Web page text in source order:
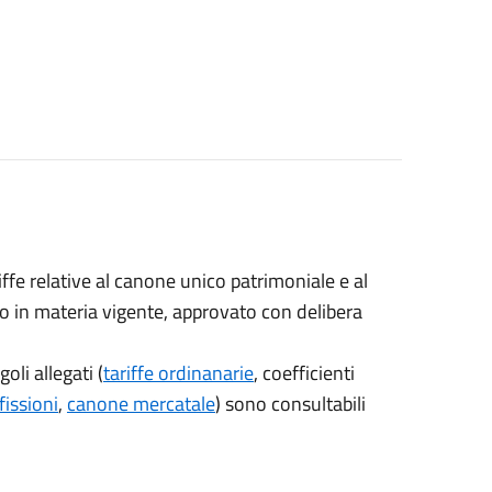
relative al canone unico patrimoniale e al
in materia vigente, approvato con delibera
allegati (tariffe ordinanarie, coefficienti
, canone mercatale) sono consultabili